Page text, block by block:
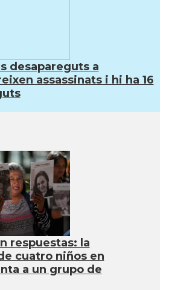
desapareguts a
assassinats i hi ha 16
respuestas: la
cuatro niños en
a un grupo de